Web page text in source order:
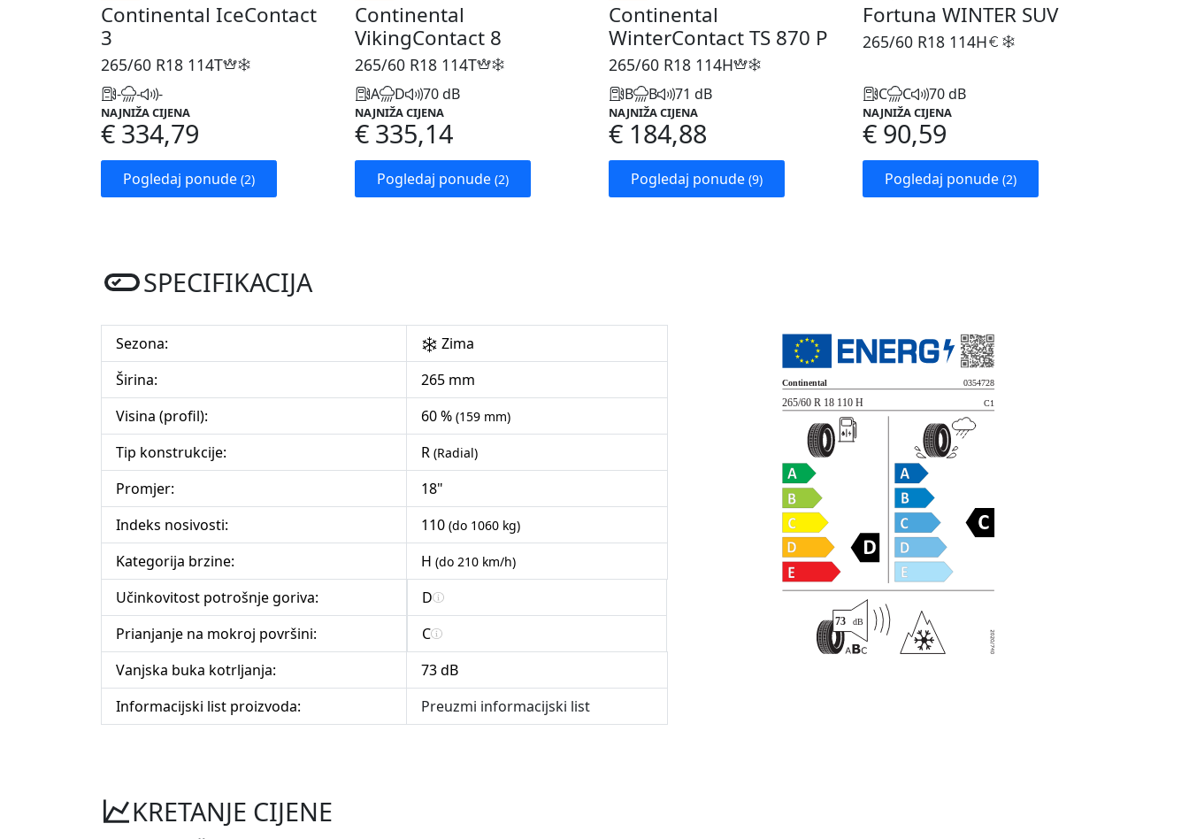
Continental IceContact
3
265/60 R18 114T
- - -
NAJNIŽA CIJENA
€ 334,79
Pogledaj ponude (2)
Continental
VikingContact 8
265/60 R18 114T
A D 70 dB
NAJNIŽA CIJENA
€ 335,14
Pogledaj ponude (2)
Continental
WinterContact TS 870 P
265/60 R18 114H
B B 71 dB
NAJNIŽA CIJENA
€ 184,88
Pogledaj ponude (9)
Fortuna WINTER SUV
265/60 R18 114H
C C 70 dB
NAJNIŽA CIJENA
€ 90,59
Pogledaj ponude (2)
SPECIFIKACIJA
Sezona:
Zima
Širina:
265 mm
Visina (profil):
60 % (159 mm)
Tip konstrukcije: R (Radial)
Promjer:
18"
Indeks nosivosti:
110 (do 1060 kg)
Kategorija brzine: H (do 210 km/h)
Učinkovitost potrošnje goriva:
D
Prianjanje na mokroj površini:
C
Vanjska buka kotrljanja:
73 dB
Informacijski list proizvoda:
Preuzmi informacijski list
KRETANJE CIJENE